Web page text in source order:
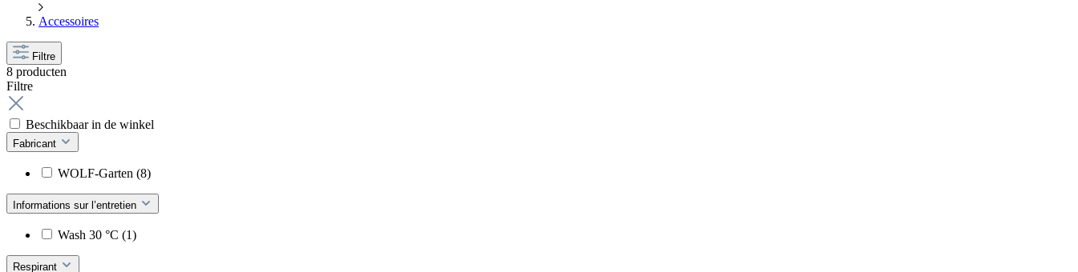
Accessoires
Filtre
8 producten
Filtre
Beschikbaar in de winkel
Fabricant
WOLF-Garten (8)
Informations sur l’entretien
Wash 30 °C (1)
Respirant